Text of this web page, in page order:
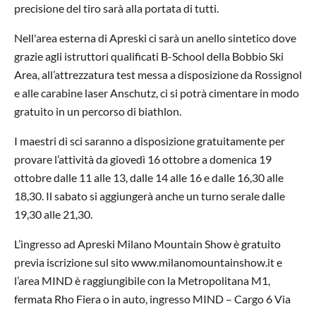
precisione del tiro sarà alla portata di tutti.
Nell'area esterna di Apreski ci sarà un anello sintetico dove
grazie agli istruttori qualificati B-School della Bobbio Ski
Area, all’attrezzatura test messa a disposizione da Rossignol
e alle carabine laser Anschutz, ci si potrà cimentare in modo
gratuito in un percorso di biathlon.
I maestri di sci saranno a disposizione gratuitamente per
provare l’attività da giovedì 16 ottobre a domenica 19
ottobre dalle 11 alle 13, dalle 14 alle 16 e dalle 16,30 alle
18,30. Il sabato si aggiungerà anche un turno serale dalle
19,30 alle 21,30.
L’ingresso ad Apreski Milano Mountain Show è gratuito
previa iscrizione sul sito www.milanomountainshow.it e
l’area MIND è raggiungibile con la Metropolitana M1,
fermata Rho Fiera o in auto, ingresso MIND – Cargo 6 Via